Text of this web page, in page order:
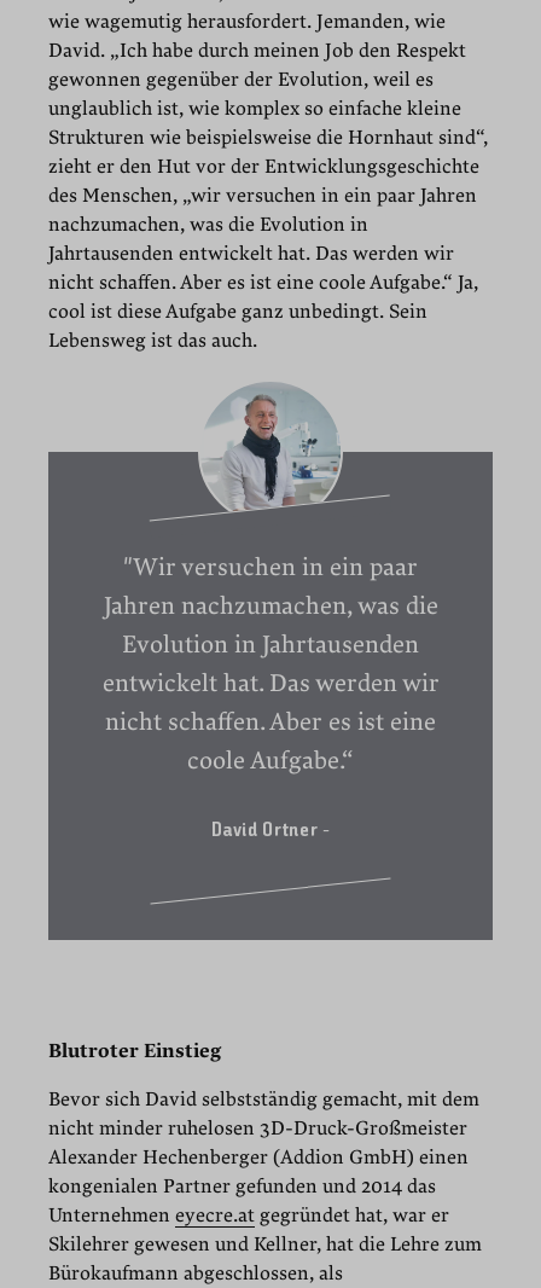
wie wagemutig herausfordert. Jemanden, wie
David. „Ich habe durch meinen Job den Respekt
gewonnen gegenüber der Evolution, weil es
unglaublich ist, wie komplex so einfache kleine
Strukturen wie beispielsweise die Hornhaut sind“,
zieht er den Hut vor der Entwicklungsgeschichte
des Menschen, „wir versuchen in ein paar Jahren
nachzumachen, was die Evolution in
Jahrtausenden entwickelt hat. Das werden wir
nicht schaffen. Aber es ist eine coole Aufgabe.“ Ja,
cool ist diese Aufgabe ganz unbedingt. Sein
Lebensweg ist das auch.
"Wir versuchen in ein paar
Jahren nachzumachen, was die
Evolution in Jahrtausenden
entwickelt hat. Das werden wir
nicht schaffen. Aber es ist eine
coole Aufgabe.“
David Ortner -
Blutroter Einstieg
Bevor sich David selbstständig gemacht, mit dem
nicht minder ruhelosen 3D-Druck-Großmeister
Alexander Hechenberger (Addion GmbH) einen
kongenialen Partner gefunden und 2014 das
Unternehmen eyecre.at gegründet hat, war er
Skilehrer gewesen und Kellner, hat die Lehre zum
Bürokaufmann abgeschlossen, als